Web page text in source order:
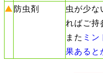
▲ 防虫剤
虫が少な
ればご持
また ミ
果あると